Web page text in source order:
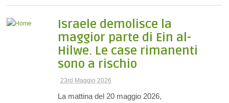
Israele demolisce la
maggior parte di Ein al-
Hilwe. Le case rimanenti
sono a rischio
23rd Maggio 2026
La mattina del 20 maggio 2026,